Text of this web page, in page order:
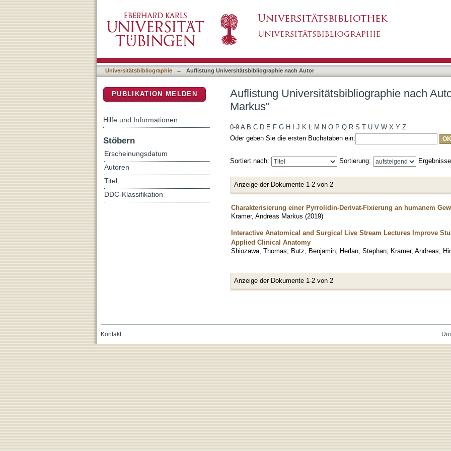
Universitätsbibliographie → Auflistung Universitätsbibliographie nach Autor
Auflistung Universitätsbibliographie nach
Markus"
0-9 A B C D E F G H J K L M N O P Q R S T U V W X Y Z
Oder geben Sie die ersten Buchstaben ein:
Sortiert nach: Sortierung:
Anzeige der Dokumente 1-2 von 2
Charakterisierung einer Pyrrolidin-Derivat-Fixierung an humanem
Kramer, Andreas Markus (2019)
Interactive Anatomical and Surgical Live Stream Lectures Improve
Applied Clinical Anatomy
Shiozawa, Thomas; Butz, Benjamin; Herlan, Stephan; Kramer, Andreas;
Anzeige der Dokumente 1-2 von 2
PUBLIKATION MELDEN
Hilfe und Informationen
Stöbern
Erscheinungsdatum
Autoren
Titel
DDC-Klassifikation
Kontakt